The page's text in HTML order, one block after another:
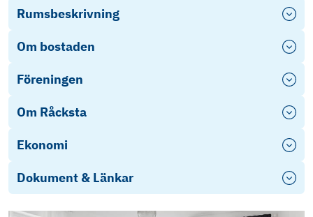
Rumsbeskrivning
Om bostaden
Föreningen
Om Råcksta
Ekonomi
Dokument & Länkar